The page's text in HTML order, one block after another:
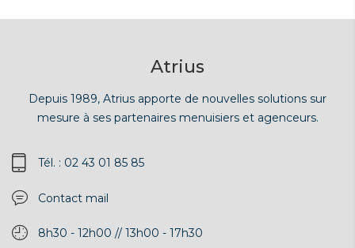
Atrius
Depuis 1989, Atrius apporte de nouvelles solutions sur
mesure à ses partenaires menuisiers et agenceurs.
Tél. : 02 43 01 85 85
Contact mail
8h30 - 12h00 // 13h00 - 17h30